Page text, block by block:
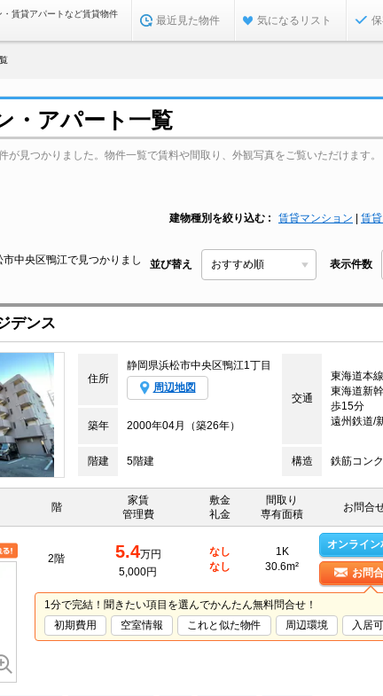
賃貸アパートなど賃貸物件
最近見た物件 気になるリスト
・アパート一覧
見つかりました。物件一覧で賃料や間取り、外観写真をご覧いただけます。
建物種別を絞り込む 賃貸マンション 賃貸
中央区鴨江で見つかりまし
並び替え 表示件数
デンス
住所
静岡県浜松市中央区鴨江1丁目
周辺地図
交通
東海道本
東海道新
歩15分
遠州鉄道/
築年 2000年04月（築26年）
階建 5階建 構造 鉄筋コン
階
家賃
管理費
敷金
礼金
間取り
専有面積
お問合
2階 5.4万円
5,000円
なし
なし
1K
30.6m²
オンライン
お問
1分で完結！聞きたい項目を選んでかんたん無料問合せ！
初期費用
空室情報 これと似た物件 周辺環境 入居